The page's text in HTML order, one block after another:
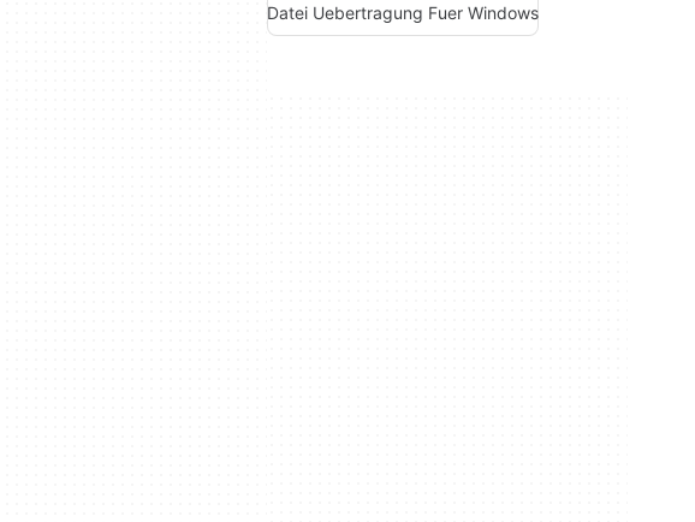
Datei Uebertragung Fuer Windows